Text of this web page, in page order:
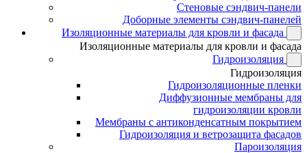
Стеновые сэндвич-панели
Доборные элементы сэндвич-панелей
Изоляционные материалы для кровли и фасада
Изоляционные материалы для кровли и фасада
Гидроизоляция
Гидроизоляция
Гидроизоляционные пленки
Диффузионные мембраны для
гидроизоляции кровли
Мембраны с антиконденсатным покрытием
Гидроизоляция и ветрозащита фасадов
Пароизоляция